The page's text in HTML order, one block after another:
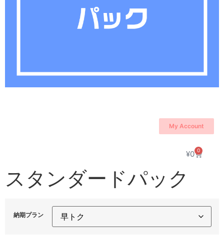
My Account
¥0 0
スタンダードパック
納期プラン